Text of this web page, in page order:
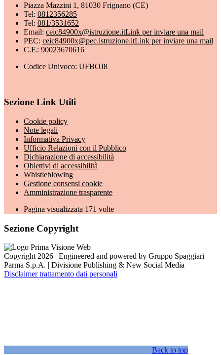
Piazza Mazzini 1, 81030 Frignano (CE)
Tel: 0812356285
Tel: 081/3531652
Email: ceic84900x@istruzione.itLink per inviare una mail
PEC: ceic84900x@pec.istruzione.itLink per inviare una mail
C.F.: 90023670616
Codice Univoco: UFBOJ8
Sezione Link Utili
Cookie policy
Note legali
Informativa Privacy
Ufficio Relazioni con il Pubblico
Dichiarazione di accessibilità
Obiettivi di accessibilità
Whistleblowing
Gestione consensi cookie
Amministrazione trasparente
Pagina visualizzata 171 volte
Sezione Copyright
Copyright 2026 | Engineered and powered by Gruppo Spaggiari
Parma S.p.A. | Divisione Publishing & New Social Media
Disclaimer trattamento dati personali
Back to top